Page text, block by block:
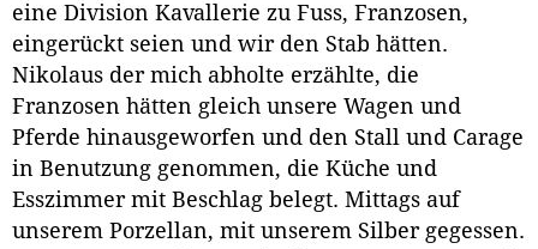
eine Division Kavallerie zu Fuss, Franzosen,
eingerückt seien und wir den Stab hätten.
Nikolaus der mich abholte erzählte, die
Franzosen hätten gleich unsere Wagen und
Pferde hinausgeworfen und den Stall und Carage
in Benutzung genommen, die Küche und
Esszimmer mit Beschlag belegt. Mittags auf
unserem Porzellan, mit unserem Silber gegessen.